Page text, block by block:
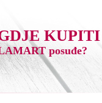
KUPITI
posuđe?